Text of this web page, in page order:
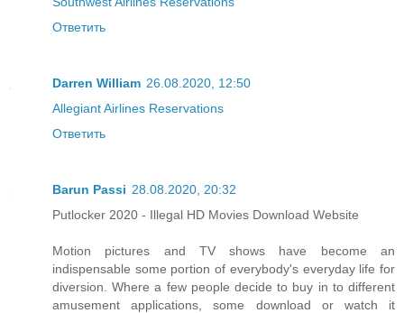
Ответить
Darren William 26.08.2020, 12:50
Allegiant Airlines Reservations
Ответить
Barun Passi 28.08.2020, 20:32
Putlocker 2020 - Illegal HD Movies Download Website
Motion pictures and TV shows have become an
indispensable some portion of everybody's everyday life for
diversion. Where a few people decide to buy in to different
amusement applications, some download or watch it